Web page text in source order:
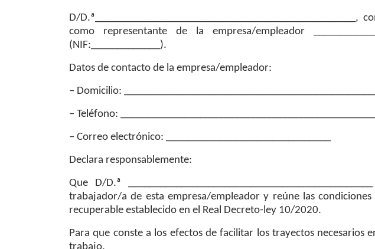
D/D.ª_________________________________________________,
como representante de la empresa/empleador
(NIF:_____________).
Datos de contacto de la empresa/empleador:
– Domicilio:
– Teléfono:
– Correo electrónico: _______________________________
Declara responsablemente:
Que D/D.ª
trabajador/a de esta empresa/empleador y reúne las
recuperable establecido en el Real Decreto-ley 10/2020.
Para que conste a los efectos de facilitar los trayectos necesarios